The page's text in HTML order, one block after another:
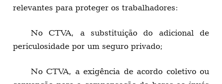
relevantes para proteger os trabalhadores:
No CTVA, a substituição do adicional de
periculosidade por um seguro privado;
No CTVA, a exigência de acordo coletivo ou